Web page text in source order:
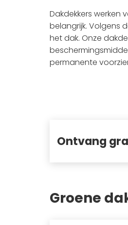
Dakdekkers werken
belangrijk. Volgens
het dak. Onze
permanente
Ontvang
Groene